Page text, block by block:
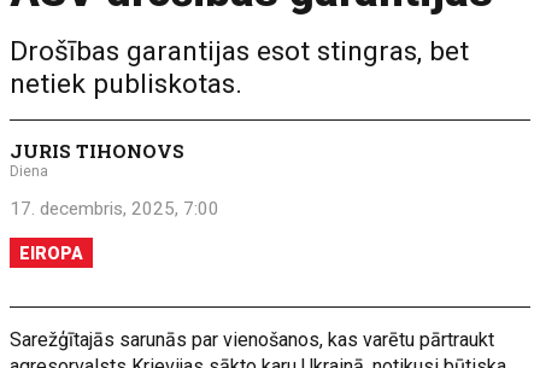
Drošības garantijas esot stingras, bet
netiek publiskotas.
JURIS TIHONOVS
Diena
17. decembris, 2025, 7:00
EIROPA
Sarežģītajās sarunās par vienošanos, kas varētu pārtraukt